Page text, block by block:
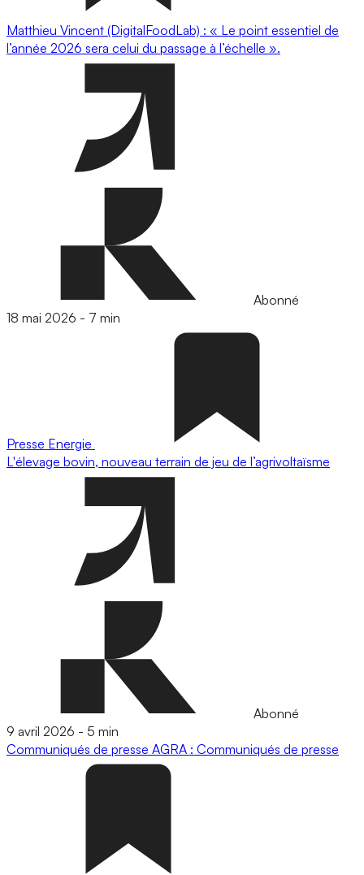
Matthieu Vincent (DigitalFoodLab) : « Le point essentiel de
l’année 2026 sera celui du passage à l’échelle ».
Abonné
18 mai 2026 - 7 min
Presse Energie
L'élevage bovin, nouveau terrain de jeu de l’agrivoltaïsme
Abonné
9 avril 2026 - 5 min
Communiqués de presse AGRA : Communiqués de presse